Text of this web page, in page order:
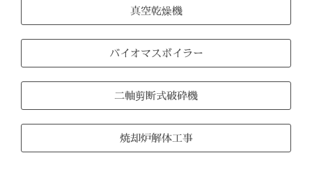
真空乾燥機
バイオマスボイラー
二軸剪断式破砕機
焼却炉解体工事